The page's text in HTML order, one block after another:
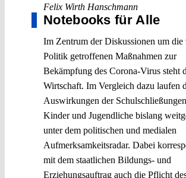
Felix Wirth Hanschmann
Notebooks für Alle
Im Zentrum der Diskussionen um die
Politik getroffenen Maßnahmen zur
Bekämpfung des Corona-Virus steht
Wirtschaft. Im Vergleich dazu laufen
Auswirkungen der
Kinder und Jugendliche bislang
unter dem politischen und medialen
Aufmerksamkeitsradar. Dabei
mit dem staatlichen Bildungs- und
Erziehungsauftrag auch die Pflicht